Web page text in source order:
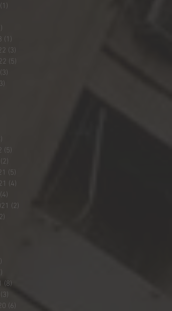
(1)
(1)
(3)
(5)
(3)
(5)
(2)
(5)
(4)
(4)
(2)
(8)
(3)
(6)